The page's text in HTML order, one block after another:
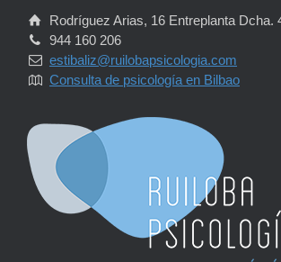
Rodríguez Arias, 16 Entreplanta Dcha.
944 160 206
estibaliz@ruilobapsicologia.com
Consulta de psicología en Bilbao